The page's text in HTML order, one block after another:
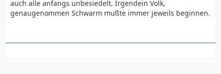
auch alle anfangs unbesiedelt. Irgendein Volk,
genaugenommen Schwarm mußte immer jeweils beginnen.